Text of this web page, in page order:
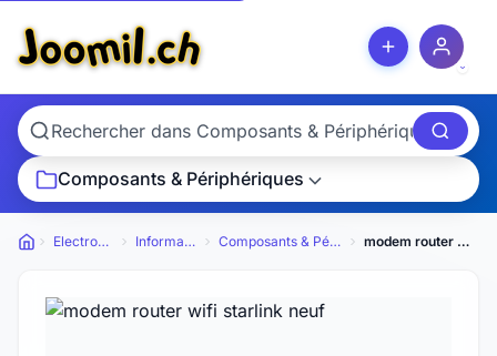
Composants & Périphériques
Petites annonces
Electronique Informatique Composants & Périphériques modem router wifi starlink neuf